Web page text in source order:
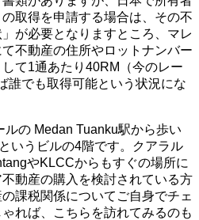
取得を申請する場合は、その不
が必要となりますところ、マレ
不動産の住所やロットナンバー
て1通あたり40RM（今のレー
誰でも取得可能という状況にな
の Medan Tuanku駅から歩い
いうビルの4階です。クアラル
やKLCCからもすぐの場所に
動産の購入を検討されている方
課税関係についてご自身でチェ
れば、こちらを訪れてみるのも